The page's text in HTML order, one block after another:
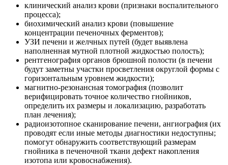
клинический анализ крови (признаки воспалительного
процесса);
биохимический анализ крови (повышение
концентрации печеночных ферментов);
УЗИ печени и желчных путей (будет выявлена
наполненная мутной плотной жидкостью полость);
рентгенография органов брюшной полости (в печени
будут заметны участки просветления округлой формы с
горизонтальным уровнем жидкости);
магнитно-резонансная томография (позволит
верифицировать точное количество гнойников,
определить их размеры и локализацию, разработать
план лечения);
радиоизотопное сканирование печени, ангиография (их
проводят если иные методы диагностики недоступны;
помогут обнаружить соответствующий размерам
гнойника в печеночной ткани дефект накопления
изотопа или кровоснабжения).